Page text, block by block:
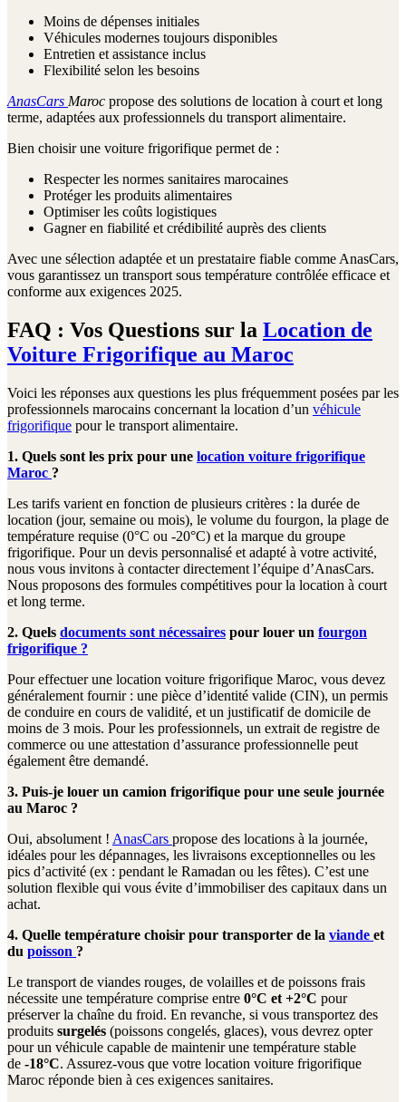
Moins de dépenses initiales
Véhicules modernes toujours disponibles
Entretien et assistance inclus
Flexibilité selon les besoins
AnasCars Maroc propose des solutions de location à court et long
terme, adaptées aux professionnels du transport alimentaire.
Bien choisir une voiture frigorifique permet de :
Respecter les normes sanitaires marocaines
Protéger les produits alimentaires
Optimiser les coûts logistiques
Gagner en fiabilité et crédibilité auprès des clients
Avec une sélection adaptée et un prestataire fiable comme AnasCars,
vous garantissez un transport sous température contrôlée efficace et
conforme aux exigences 2025.
FAQ : Vos Questions sur la Location de
Voiture Frigorifique au Maroc
Voici les réponses aux questions les plus fréquemment posées par les
professionnels marocains concernant la location d’un véhicule
frigorifique pour le transport alimentaire.
1. Quels sont les prix pour une location voiture frigorifique
Maroc ?
Les tarifs varient en fonction de plusieurs critères : la durée de
location (jour, semaine ou mois), le volume du fourgon, la plage de
température requise (0°C ou -20°C) et la marque du groupe
frigorifique. Pour un devis personnalisé et adapté à votre activité,
nous vous invitons à contacter directement l’équipe d’AnasCars.
Nous proposons des formules compétitives pour la location à court
et long terme.
2. Quels documents sont nécessaires pour louer un fourgon
frigorifique ?
Pour effectuer une location voiture frigorifique Maroc, vous devez
généralement fournir : une pièce d’identité valide (CIN), un permis
de conduire en cours de validité, et un justificatif de domicile de
moins de 3 mois. Pour les professionnels, un extrait de registre de
commerce ou une attestation d’assurance professionnelle peut
également être demandé.
3. Puis-je louer un camion frigorifique pour une seule journée
au Maroc ?
Oui, absolument ! AnasCars propose des locations à la journée,
idéales pour les dépannages, les livraisons exceptionnelles ou les
pics d’activité (ex : pendant le Ramadan ou les fêtes). C’est une
solution flexible qui vous évite d’immobiliser des capitaux dans un
achat.
4. Quelle température choisir pour transporter de la viande et
du poisson ?
Le transport de viandes rouges, de volailles et de poissons frais
nécessite une température comprise entre 0°C et +2°C pour
préserver la chaîne du froid. En revanche, si vous transportez des
produits surgelés (poissons congelés, glaces), vous devrez opter
pour un véhicule capable de maintenir une température stable
de -18°C. Assurez-vous que votre location voiture frigorifique
Maroc réponde bien à ces exigences sanitaires.